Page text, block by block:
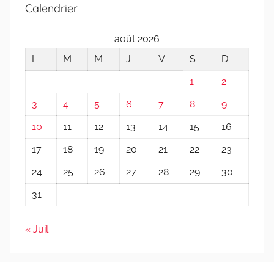
Calendrier
août 2026
L
M M J V S
D
1
2
3
4 5 6 7 8
9
10
11 12 13 14 15
16
17
18 19 20 21 22
23
24
25 26 27 28 29
30
31
« Juil